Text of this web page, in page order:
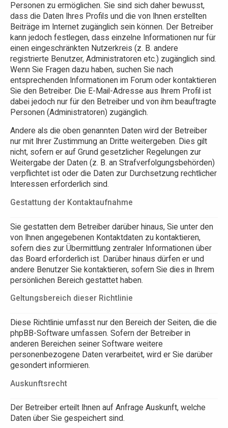
Personen zu ermöglichen. Sie sind sich daher bewusst,
dass die Daten Ihres Profils und die von Ihnen erstellten
Beiträge im Internet zugänglich sein können. Der Betreiber
kann jedoch festlegen, dass einzelne Informationen nur für
einen eingeschränkten Nutzerkreis (z. B. andere
registrierte Benutzer, Administratoren etc.) zugänglich sind.
Wenn Sie Fragen dazu haben, suchen Sie nach
entsprechenden Informationen im Forum oder kontaktieren
Sie den Betreiber. Die E-Mail-Adresse aus Ihrem Profil ist
dabei jedoch nur für den Betreiber und von ihm beauftragte
Personen (Administratoren) zugänglich.
Andere als die oben genannten Daten wird der Betreiber
nur mit Ihrer Zustimmung an Dritte weitergeben. Dies gilt
nicht, sofern er auf Grund gesetzlicher Regelungen zur
Weitergabe der Daten (z. B. an Strafverfolgungsbehörden)
verpflichtet ist oder die Daten zur Durchsetzung rechtlicher
Interessen erforderlich sind.
Gestattung der Kontaktaufnahme
Sie gestatten dem Betreiber darüber hinaus, Sie unter den
von Ihnen angegebenen Kontaktdaten zu kontaktieren,
sofern dies zur Übermittlung zentraler Informationen über
das Board erforderlich ist. Darüber hinaus dürfen er und
andere Benutzer Sie kontaktieren, sofern Sie dies in Ihrem
persönlichen Bereich gestattet haben.
Geltungsbereich dieser Richtlinie
Diese Richtlinie umfasst nur den Bereich der Seiten, die die
phpBB-Software umfassen. Sofern der Betreiber in
anderen Bereichen seiner Software weitere
personenbezogene Daten verarbeitet, wird er Sie darüber
gesondert informieren.
Auskunftsrecht
Der Betreiber erteilt Ihnen auf Anfrage Auskunft, welche
Daten über Sie gespeichert sind.